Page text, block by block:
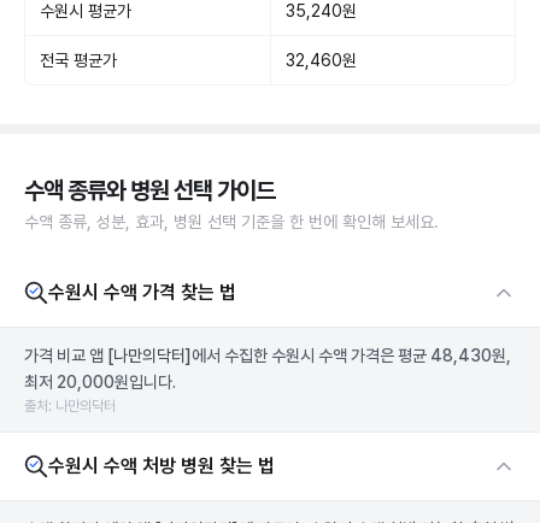
수원시 평균가 35,240원
전국 평균가 32,460원
수액 종류와 병원 선택 가이드
수액 종류, 성분, 효과, 병원 선택 기준을 한 번에 확인해 보세요.
수원시 수액 가격 찾는 법
가격 비교 앱 [나만의닥터] 에서 수집한 수원시 수액 가격은 평균 48,430원,
최저 20,000원입니다.
출처: 나만의닥터
수원시 수액 처방 병원 찾는 법